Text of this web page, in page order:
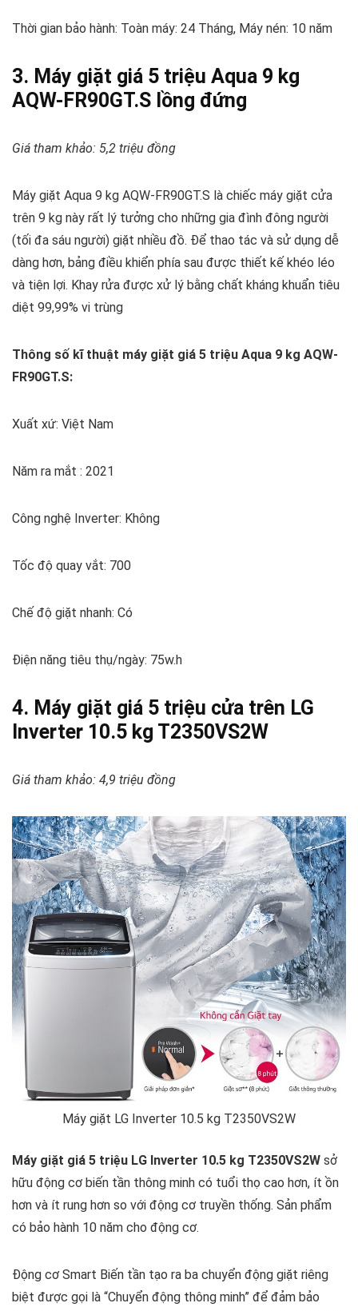
Thời gian bảo hành: Toàn máy: 24 Tháng, Máy nén: 10 năm
3. Máy giặt giá 5 triệu Aqua 9 kg
AQW-FR90GT.S lồng đứng
Giá tham khảo: 5,2 triệu đồng
Máy giặt Aqua 9 kg AQW-FR90GT.S là chiếc máy giặt cửa
trên 9 kg này rất lý tưởng cho những gia đình đông người
(tối đa sáu người) giặt nhiều đồ. Để thao tác và sử dụng dễ
dàng hơn, bảng điều khiển phía sau được thiết kế khéo léo
và tiện lợi. Khay rửa được xử lý bằng chất kháng khuẩn tiêu
diệt 99,99% vi trùng
Thông số kĩ thuật máy giặt giá 5 triệu Aqua 9 kg AQW-
FR90GT.S:
Xuất xứ: Việt Nam
Năm ra mắt : 2021
Công nghệ Inverter: Không
Tốc độ quay vắt: 700
Chế độ giặt nhanh: Có
Điện năng tiêu thụ/ngày: 75w.h
4. Máy giặt giá 5 triệu cửa trên LG
Inverter 10.5 kg T2350VS2W
Giá tham khảo: 4,9 triệu đồng
Máy giặt LG Inverter 10.5 kg T2350VS2W
Máy giặt giá 5 triệu LG Inverter 10.5 kg T2350VS2W sở
hữu động cơ biến tần thông minh có tuổi thọ cao hơn, ít ồn
hơn và ít rung hơn so với động cơ truyền thống. Sản phẩm
có bảo hành 10 năm cho động cơ.
Động cơ Smart Biến tần tạo ra ba chuyển động giặt riêng
biệt được gọi là “Chuyển động thông minh” để đảm bảo